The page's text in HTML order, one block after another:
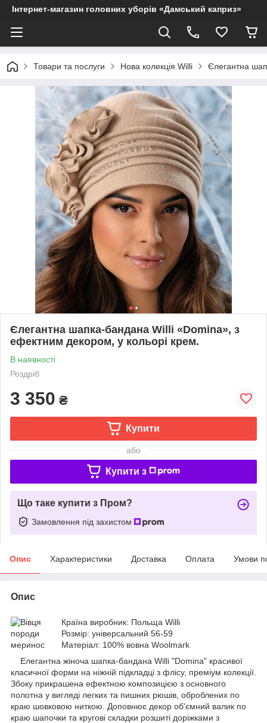
Інтернет-магазин головних уборів «Дамський каприз»
Товари та послуги Нова колекція Willi Єлегантна
Єлегантна шапка-бандана Willi «Domina», з
ефектним декором, у кольорі крем.
В наявності
Роздріб
3 350 ₴
Купити
або
Купити з
Що таке купити з Пром?
Замовлення під захистом
Опис Характеристики Доставка Оплата Умови
Опис
Країна виробник: Польща Willi
Розмір: універсальний 56-59
Матеріал: 100% вовна Woolmark
Елегантна жіноча шапка-бандана Willi "Domina" красивої
класичної форми на ніжній підкладці з флісу, преміум колекції.
Збоку прикрашена ефектною композицією з основного
полотна у вигляді легких та пишних рюшів, оброблених по
краю шовковою ниткою. Доповнює декор об'ємний валик по
краю шапочки та кругові складки розшиті доріжками з